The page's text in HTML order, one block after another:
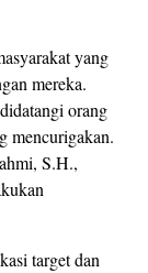
yang
mereka.
orang
mencurigakan.
S.H.,
target dan